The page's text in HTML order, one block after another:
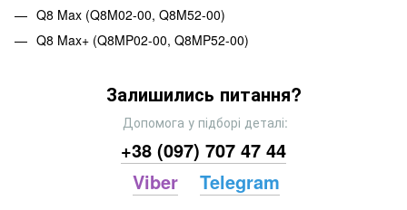
Q8 Max (Q8M02-00, Q8M52-00)
Q8 Max+ (Q8MP02-00, Q8MP52-00)
Залишились питання?
Допомога у підборі деталі:
+38 (097) 707 47 44
Viber
Telegram